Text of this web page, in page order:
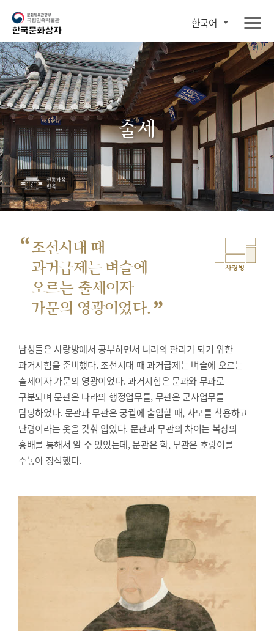
한국어
출세
“조선시대 때
과거급제는 벼슬에
오르는 출세이자
가문의 영광이었다. ”
사랑방
남성들은 사랑방에서 공부하면서 나라의 관리가 되기 위한
과거시험을 준비했다.조선시대 때 과거급제는 벼슬에 오르는
출세이자 가문의 영광이었다. 과거시험은 문과와 무과로
구분되며 문관은 나라의 행정업무를, 무관은 군사업무를
담당하였다. 문관과 무관은 궁궐에 출입할 때, 사모를 착용하고
단령이라는 옷을 갖춰 입었다. 문관과 무관의 차이는 복장의
흉배를 통해서 알 수 있었는데, 문관은 학, 무관은 호랑이를
수놓아 장식했다.